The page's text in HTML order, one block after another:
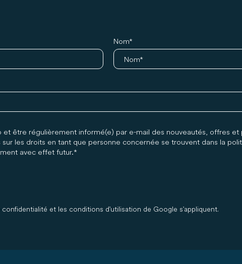
Nom
être régulièrement informé(e) par e-mail des nouveautés, offres
les droits en tant que personne concernée se trouvent dans la
avec effet futur.
et les conditions d'utilisation de Google s'appliquent.